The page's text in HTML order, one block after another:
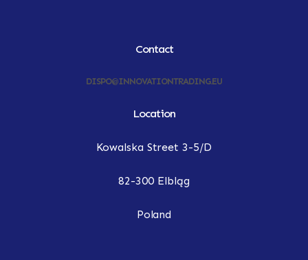
Contact
DISPO@INNOVATIONTRADING.EU
Location
Kowalska Street 3-5/D
82-300 Elbląg
Poland